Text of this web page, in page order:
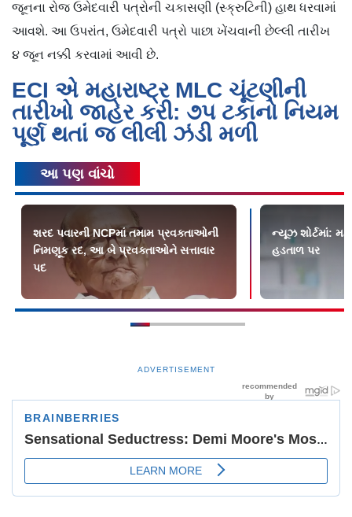
જૂનના રોજ ઉમેદવારી પત્રોની ચકાસણી (સ્ક્રુટિની) હાથ ધરવામાં
આવશે. આ ઉપરાંત, ઉમેદવારી પત્રો પાછા ખેંચવાની છેલ્લી તારીખ
૪ જૂન નક્કી કરવામાં આવી છે.
ECI એ મહારાષ્ટ્ર MLC ચૂંટણીની
તારીખો જાહેર કરી: ૭૫ ટકાનો નિયમ
પૂર્ણ થતાં જ લીલી ઝંડી મળી
આ પણ વાંચો
શરદ પવારની NCPમાં તમામ પ્રવક્તાઓની
નિમણૂક રદ, આ બે પ્રવક્તાઓને સત્તાવાર
પદ
ન્યૂઝ શોર્ટમાં:
હડતાળ પર
ADVERTISEMENT